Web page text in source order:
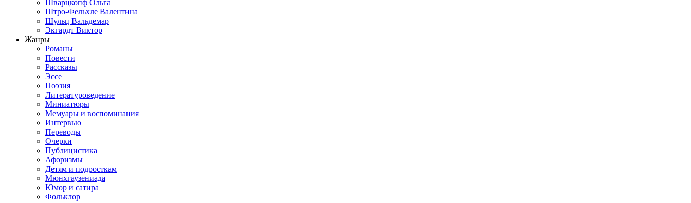
Шварцкопф Ольга
Штро-Фельхле Валентина
Шульц Вальдемар
Экгардт Виктор
Жанры
Романы
Повести
Рассказы
Эссе
Поэзия
Литературоведение
Миниатюры
Мемуары и воспоминания
Интервью
Переводы
Очерки
Публицистика
Афоризмы
Детям и подросткам
Мюнхгаузениада
Юмор и сатира
Фольклор